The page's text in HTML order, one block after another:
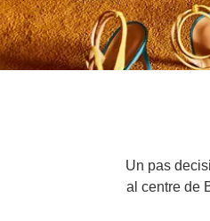
Un pas
al centre de